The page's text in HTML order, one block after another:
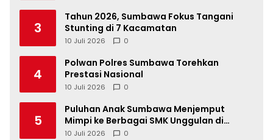
3
Tahun 2026, Sumbawa Fokus Tangani
Stunting di 7 Kacamatan
10 Juli 2026 0
4
Polwan Polres Sumbawa Torehkan
Prestasi Nasional
10 Juli 2026 0
5
Puluhan Anak Sumbawa Menjemput
Mimpi ke Berbagai SMK Unggulan di
Indonesia
10 Juli 2026 0